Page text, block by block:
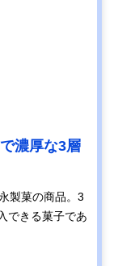
濃厚な3層
製菓の商品。3
できる菓子であ